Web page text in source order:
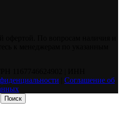
Соглашение об
Поиск